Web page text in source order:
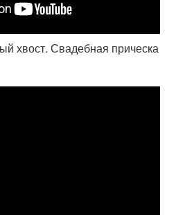
хвост. Свадебная прическа